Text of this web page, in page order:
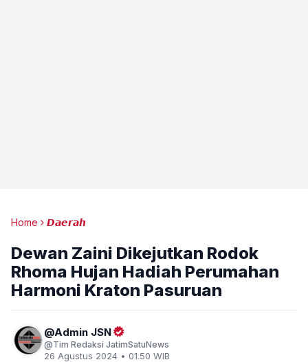
Home 𝘿𝙖𝙚𝙧𝙖𝙝
Dewan Zaini Dikejutkan Rodok
Rhoma Hujan Hadiah Perumahan
Harmoni Kraton Pasuruan
Admin JSN
Tim Redaksi JatimSatuNews
26 Agustus 2024 • 01.50 WIB